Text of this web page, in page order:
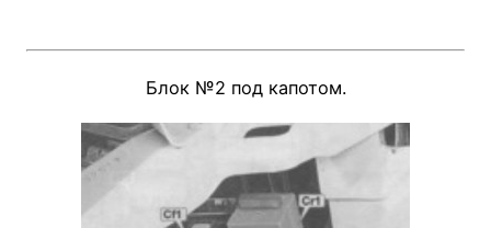
Блок №2 под капотом.